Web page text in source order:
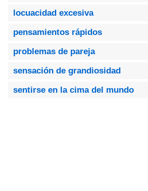
locuacidad excesiva
pensamientos rápidos
problemas de pareja
sensación de grandiosidad
sentirse en la cima del mundo